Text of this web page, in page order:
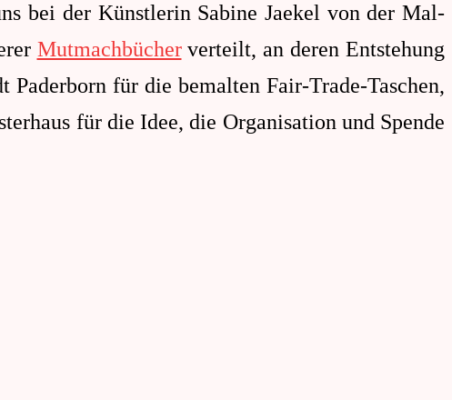
bei der Künstlerin Sabine Jaekel von der Mal-
Mutmachbücherverteilt, an deren Entstehung
für die bemalten Fair-Trade-Taschen,
für die Idee, die Organisation und Spende